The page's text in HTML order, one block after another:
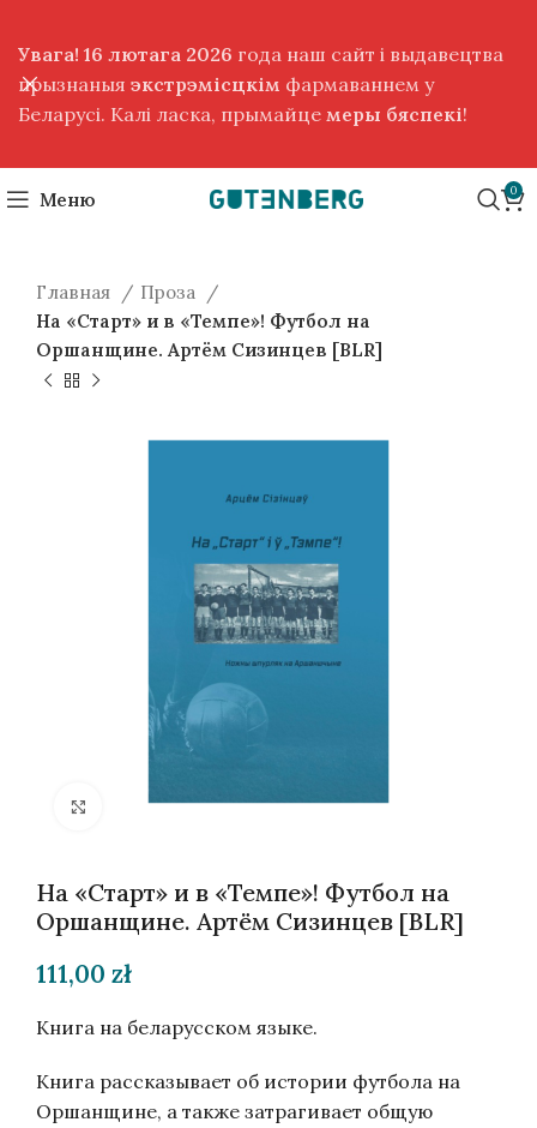
Меню 0
Главная
Проза
На «Старт» и в «Темпе»! Футбол на
Оршанщине. Артём Сизинцев [BLR]
Нажмите, чтобы увеличить
На «Старт» и в «Темпе»! Футбол на
Оршанщине. Артём Сизинцев [BLR]
111,00 zł
Книга на беларусском языке.
Книга рассказывает об истории футбола на
Оршанщине, а также затрагивает общую
Увага! 16 лютага 2026 года наш сайт і выдавецтва
прызнаныя экстрэмісцкім фармаваннем у
Беларусі. Калі ласка, прымайце меры бяспекі!